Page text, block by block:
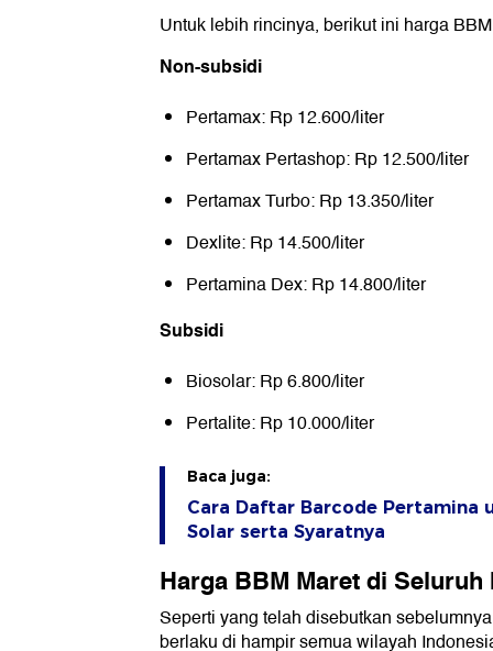
Untuk lebih rincinya, berikut ini harga
Non-subsidi
Pertamax: Rp 12.600/liter
Pertamax Pertashop: Rp 12.500/liter
Pertamax Turbo: Rp 13.350/liter
Dexlite: Rp 14.500/liter
Pertamina Dex: Rp 14.800/liter
Subsidi
Biosolar: Rp 6.800/liter
Pertalite: Rp 10.000/liter
Baca juga:
Cara Daftar Barcode Pertamina
Solar serta Syaratnya
Harga BBM Maret di
Seperti yang telah disebutkan
berlaku di hampir semua wilayah